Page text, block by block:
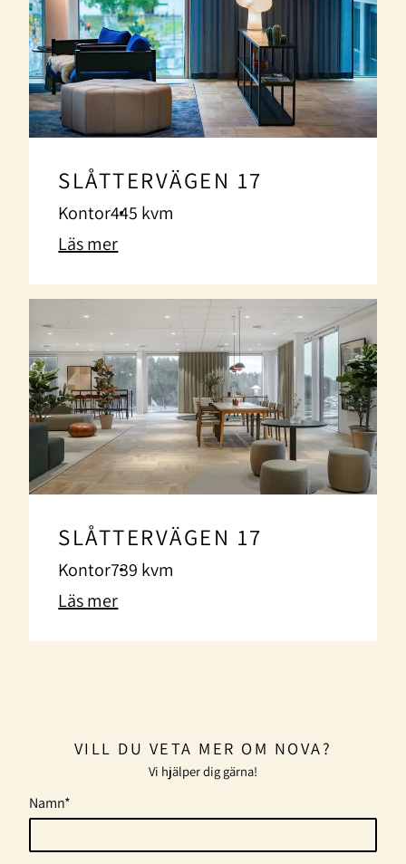
SLÅTTERVÄGEN 17
445 kvm
Kontor
Läs mer
SLÅTTERVÄGEN 17
739 kvm
Kontor
Läs mer
VILL DU VETA MER OM NOVA?
Vi hjälper dig gärna!
Namn*